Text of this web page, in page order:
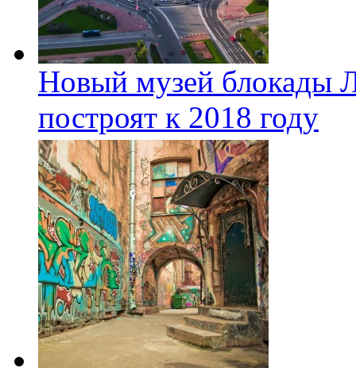
Новый музей блокады
построят к 2018 году